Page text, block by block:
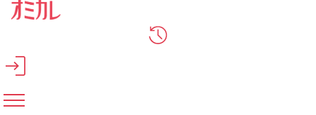
メインコンテンツへスキップ